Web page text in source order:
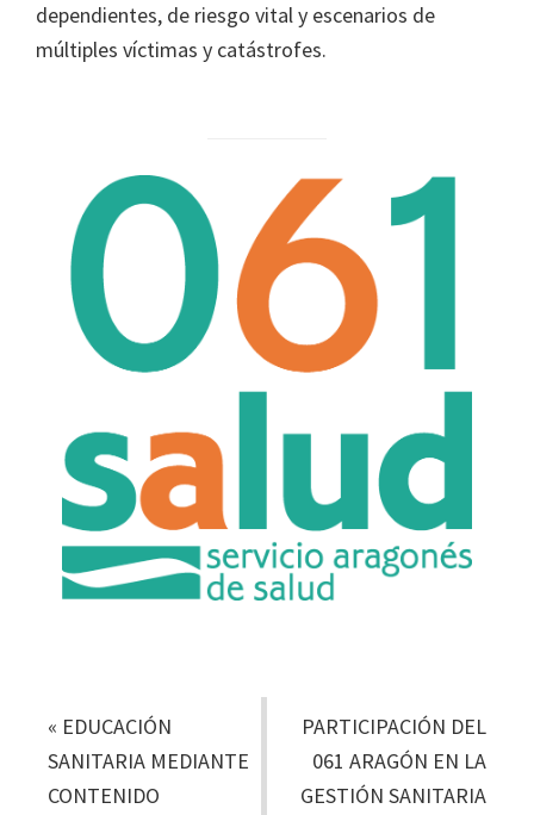
dependientes, de riesgo vital y escenarios de
múltiples víctimas y catástrofes.
« EDUCACIÓN
SANITARIA MEDIANTE
CONTENIDO
PARTICIPACIÓN DEL
061 ARAGÓN EN LA
GESTIÓN SANITARIA